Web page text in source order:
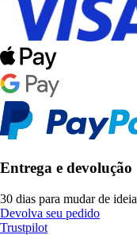
Entrega e devolução
30 dias para mudar de ideia
Devolva seu pedido
Trustpilot